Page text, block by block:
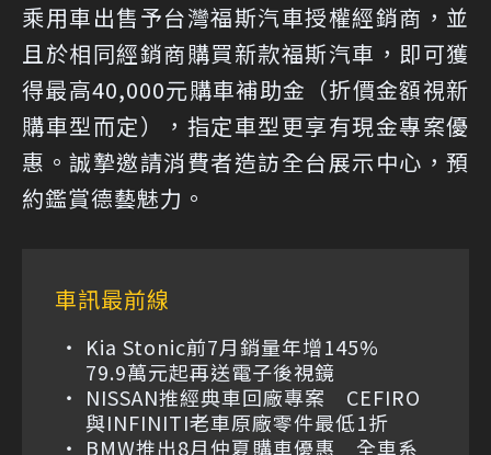
乘用車出售予台灣福斯汽車授權經銷商，並
且於相同經銷商購買新款福斯汽車，即可獲
得最高40,000元購車補助金（折價金額視新
購車型而定），指定車型更享有現金專案優
惠。誠摯邀請消費者造訪全台展示中心，預
約鑑賞德藝魅力。
車訊最前線
Kia Stonic前7月銷量年增145%
79.9萬元起再送電子後視鏡
NISSAN推經典車回廠專案 CEFIRO
與INFINITI老車原廠零件最低1折
BMW推出8月仲夏購車優惠 全車系